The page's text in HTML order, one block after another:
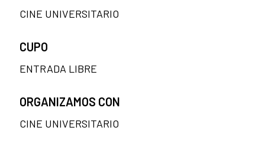
CINE UNIVERSITARIO
CUPO
ENTRADA LIBRE
ORGANIZAMOS CON
CINE UNIVERSITARIO